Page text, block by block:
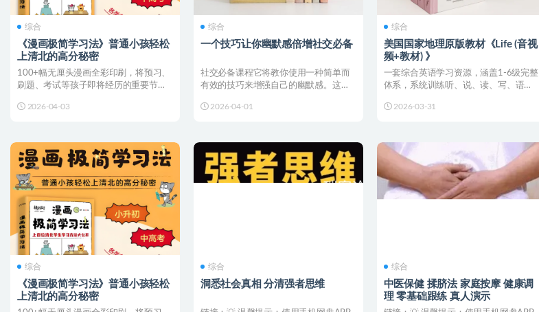
综合
《漫画极简学习法》普通小孩轻松
上清北的高分秘密
100+幅无厘头漫画全彩印刷，将预习、
刷题、考试等孩子即将经历的重要节点
2026-04-03
综合
一个技巧让你幽默感倍增社交必备
社交必备课程它将教你使用一种简单而
有效的技巧来增强自己的幽默感。这个
2026-04-01
综合
美国国家地理原版教材《Life (音视
频+教材) 》
一套综合英语学习资源，涵盖1-6级完整
体系，系统训练听、说、读、写、语法
2026-03-31
综合
《漫画极简学习法》普通小孩轻松
上清北的高分秘密
综合
洞悉社会真相 分清强者思维
综合
中医保健 揉脐法 家庭按摩 健康调
理 零基础跟练 真人演示